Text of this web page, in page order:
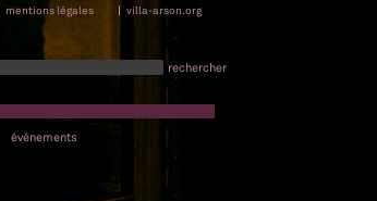
mentions légales | villa-arson.org
rechercher
événements